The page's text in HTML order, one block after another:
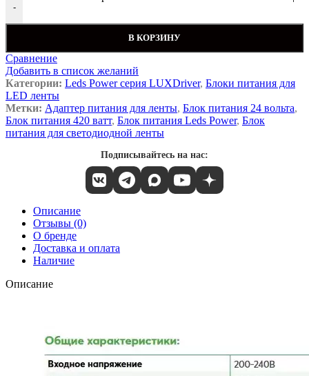
-
В КОРЗИНУ
Сравнение
Добавить в список желаний
Категории: Leds Power серия LUXDriver, Блоки питания для
LED ленты
Метки: Адаптер питания для ленты, Блок питания 24 вольта,
Блок питания 420 ватт, Блок питания Leds Power, Блок
питания для светодиодной ленты
Подписывайтесь на нас:
Описание
Отзывы (0)
О бренде
Доставка и оплата
Наличие
Описание